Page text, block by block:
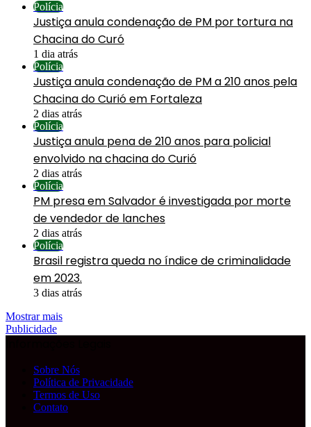
Polícia
Justiça anula condenação de PM por tortura na
Chacina do Curó
1 dia atrás
Polícia
Justiça anula condenação de PM a 210 anos pela
Chacina do Curió em Fortaleza
2 dias atrás
Polícia
Justiça anula pena de 210 anos para policial
envolvido na chacina do Curió
2 dias atrás
Polícia
PM presa em Salvador é investigada por morte
de vendedor de lanches
2 dias atrás
Polícia
Brasil registra queda no índice de criminalidade
em 2023.
3 dias atrás
Mostrar mais
Publicidade
Sobre Nós
Política de Privacidade
Termos de Uso
Contato